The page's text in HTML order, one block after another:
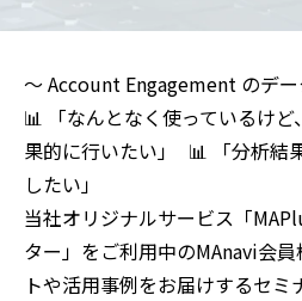
～ Account Engagement のデ
📊 「なんとなく使っているけ
果的に行いたい」 📊 「分析結
したい」
当社オリジナルサービス「
ター」をご利用中のMAnavi会
トや活用事例をお届けするセミ